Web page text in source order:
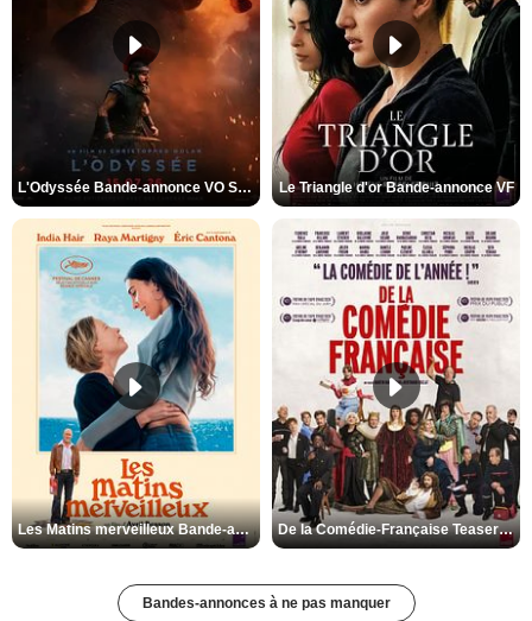
L'Odyssée Bande-annonce VO STFR Le Triangle d'or Bande-annonce VF
Les Matins merveilleux Bande-annonce VF De la Comédie-Française Teaser VF
Bandes-annonces à ne pas manquer